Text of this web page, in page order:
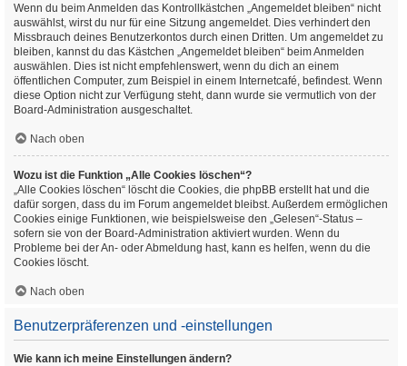
Wenn du beim Anmelden das Kontrollkästchen „Angemeldet bleiben“ nicht
auswählst, wirst du nur für eine Sitzung angemeldet. Dies verhindert den
Missbrauch deines Benutzerkontos durch einen Dritten. Um angemeldet zu
bleiben, kannst du das Kästchen „Angemeldet bleiben“ beim Anmelden
auswählen. Dies ist nicht empfehlenswert, wenn du dich an einem
öffentlichen Computer, zum Beispiel in einem Internetcafé, befindest. Wenn
diese Option nicht zur Verfügung steht, dann wurde sie vermutlich von der
Board-Administration ausgeschaltet.
Nach oben
Wozu ist die Funktion „Alle Cookies löschen“?
„Alle Cookies löschen“ löscht die Cookies, die phpBB erstellt hat und die
dafür sorgen, dass du im Forum angemeldet bleibst. Außerdem ermöglichen
Cookies einige Funktionen, wie beispielsweise den „Gelesen“-Status –
sofern sie von der Board-Administration aktiviert wurden. Wenn du
Probleme bei der An- oder Abmeldung hast, kann es helfen, wenn du die
Cookies löscht.
Nach oben
Benutzerpräferenzen und -einstellungen
Wie kann ich meine Einstellungen ändern?